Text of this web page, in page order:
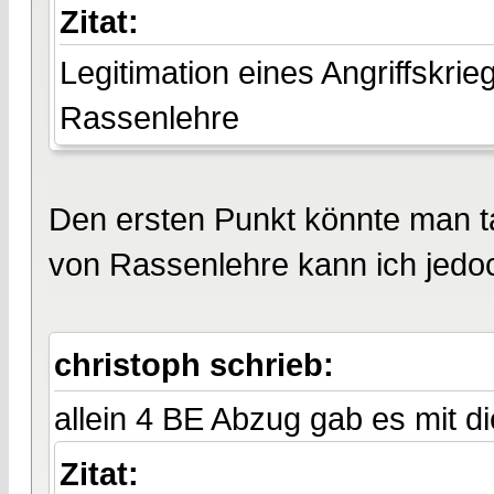
Zitat:
Legitimation eines
Rassenlehre
Den ersten Punkt könnte man
von Rassenlehre kann ich
christoph schrieb:
allein 4 BE Abzug gab es mit
Zitat: